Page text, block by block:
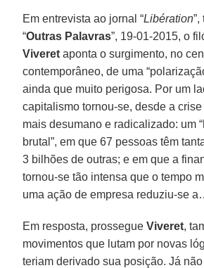
Em entrevista ao jornal “Libération
“Outras Palavras”, 19-01-2015, o
Viveret aponta o surgimento, no
contemporâneo, de uma
ainda que muito perigosa. Por um
capitalismo tornou-se, desde a
mais desumano e radicalizado: um
brutal”, em que 67 pessoas têm
3 bilhões de outras; e em que a
tornou-se tão intensa que o tempo
uma ação de empresa reduziu-se
Em resposta, prossegueViveret,
movimentos que lutam por novas
teriam derivado sua posição. Já